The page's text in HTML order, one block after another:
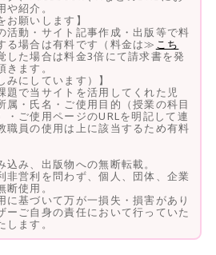
紹介。
お願いします】
活動・サイト記事作成・出版等で料
る場合は有料です（料金は≫ こち
た場合は料金3倍にて請求書を発
ます。
みにしています）】
題で当サイトを活用してくれた児
属・氏名・ご使用目的（授業の科目
・ご使用ページのURLを明記して連
員の使用は上に該当するため有料
込み、出版物への無断転載。
非営利を問わず、個人、団体、企業
使用。
基づいて万が一損失・損害があり
ーご自身の責任において行っていた
ます。